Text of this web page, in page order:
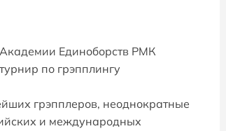
Единоборств РМК
по грэпплингу
грэпплеров, неоднократные
и международных